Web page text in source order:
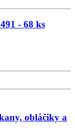
- 68 ks
obláčiky a